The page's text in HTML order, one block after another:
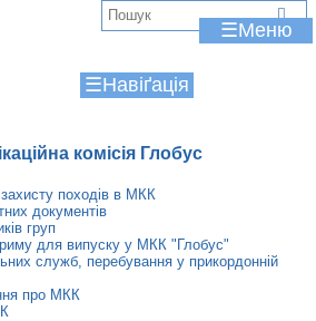
Jump to navigation
☰
комісія Глобус
походів в МКК
документів
груп
для випуску у МКК "Глобус"
служб, перебування у прикордонній
про МКК
☰